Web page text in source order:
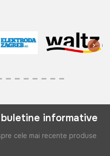
informative
cele mai recente produse